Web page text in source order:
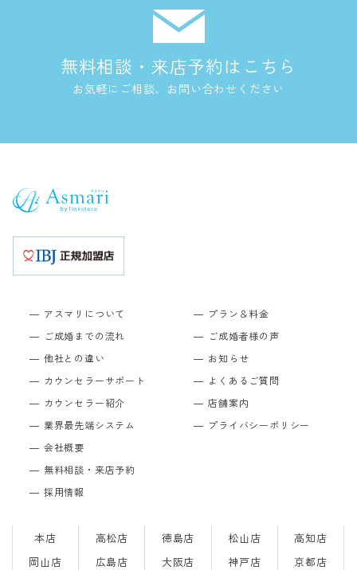
無料相談・来店予約はこちら
お気軽にご相談、お問い合わせください
アスマリについて
ご成婚までの流れ
他社との違い
カウンセラーサポート
カウンセラー紹介
業界最先端システム
プラン＆料金
ご成婚者様の声
お知らせ
よくあるご質問
店舗案内
プライバシーポリシー
会社概要
無料相談・来店予約
採用情報
本店 高松店 徳島店 松山店
高知店
岡山店
広島店 大阪店 神戸店 京都店